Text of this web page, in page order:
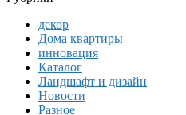
декор
Дома квартиры
инновация
Каталог
Ландшафт и дизайн
Новости
Разное